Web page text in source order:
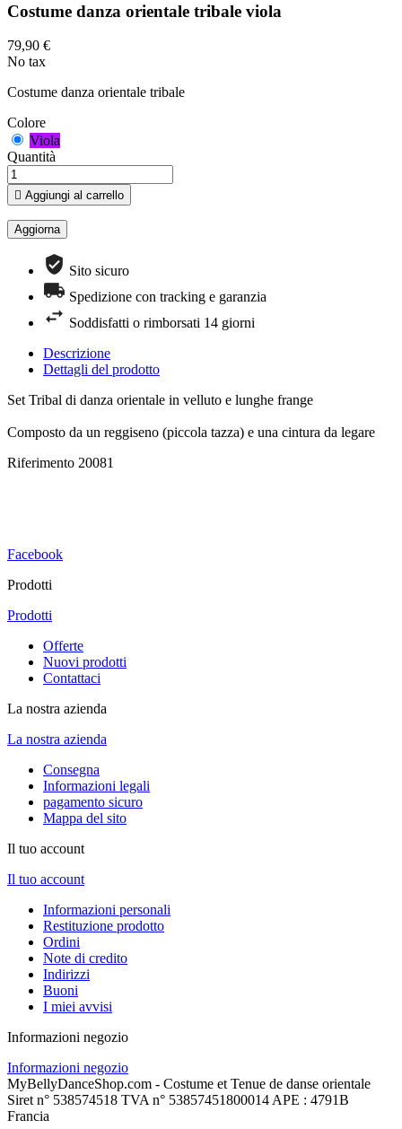
Costume danza orientale tribale viola
79,90 €
No tax
Costume danza orientale tribale
Colore
Viola
Quantità
 Aggiungi al carrello
Sito sicuro
Spedizione con tracking e garanzia
Soddisfatti o rimborsati 14 giorni
Descrizione
Dettagli del prodotto
Set Tribal di danza orientale in velluto e lunghe frange
Composto da un reggiseno (piccola tazza) e una cintura da legare
Riferimento 20081
Facebook
Prodotti
Prodotti
Offerte
Nuovi prodotti
Contattaci
La nostra azienda
La nostra azienda
Consegna
Informazioni legali
pagamento sicuro
Mappa del sito
Il tuo account
Il tuo account
Informazioni personali
Restituzione prodotto
Ordini
Note di credito
Indirizzi
Buoni
I miei avvisi
Informazioni negozio
Informazioni negozio
MyBellyDanceShop.com - Costume et Tenue de danse orientale
Siret n° 538574518 TVA n° 53857451800014 APE : 4791B
Francia